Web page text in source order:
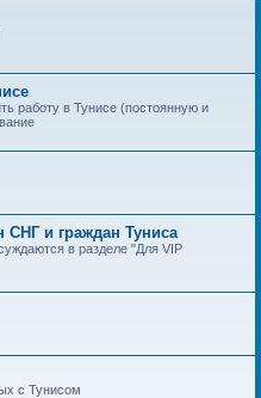
работу в Тунисе (постоянную и
СНГ и граждан Туниса
в разделе "Для VIP
с Тунисом